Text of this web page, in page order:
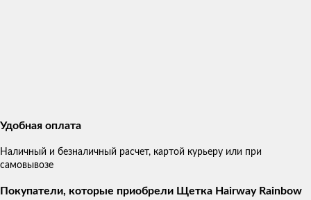
Удобная оплата
Наличный и безналичный расчет, картой курьеру или при
самовывозе
Покупатели, которые приобрели Щетка Hairway Rainbow